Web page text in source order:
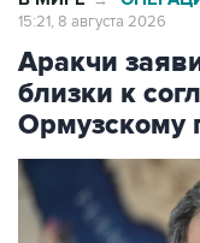
15:21, 8 августа 2026
Аракчи
близки к
Ормузскому